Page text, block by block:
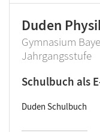
Duden
Gymnasium
Jahrgangsstufe
Schulbuch als
Duden Schulbuch